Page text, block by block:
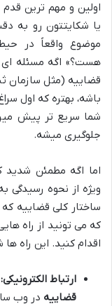
اولین و مهم ترین
یا شکایتتون رو به
موضوع واقعاً در
هست؟» اگه مسئله
قضاییه (مثل سازمان
باشه، بهتره که اول
شما سریع تر پیش
جلوگیری میشه.
اما اگه مطمئن
ویژه از نحوه رسیدگی
ساختار کلی قضاییه که
که می تونید از راه
اقدام کنید. این راه
ارتباط الکترونیکی:
قضاییه در وب